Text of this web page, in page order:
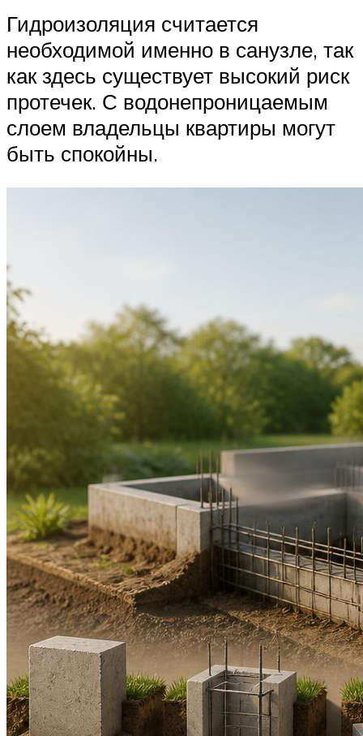
Гидроизоляция считается
необходимой именно в санузле, так
как здесь существует высокий риск
протечек. С водонепроницаемым
слоем владельцы квартиры могут
быть спокойны.